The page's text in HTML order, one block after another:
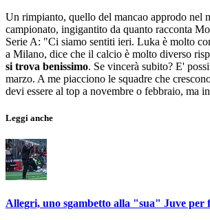
Un rimpianto, quello del mancao approdo nel
campionato, ingigantito da quanto racconta
Serie A: "Ci siamo sentiti ieri. Luka è molto
a Milano, dice che il calcio è molto diverso
si trova benissimo. Se vincerà subito? E'
marzo. A me piacciono le squadre che
devi essere al top a novembre o febbraio, ma
Leggi anche
Allegri, uno sgambetto alla "sua" Juve per